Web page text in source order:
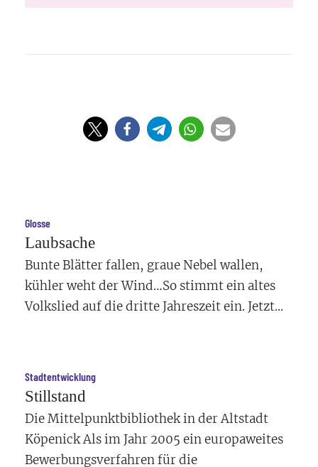
Glosse
Laubsache
Bunte Blätter fallen, graue Nebel wallen,
kühler weht der Wind…So stimmt ein altes
Volkslied auf die dritte Jahreszeit ein. Jetzt...
Stadtentwicklung
Stillstand
Die Mittelpunktbibliothek in der Altstadt
KöpenickAls im Jahr 2005 ein europaweites
Bewerbungsverfahren für die